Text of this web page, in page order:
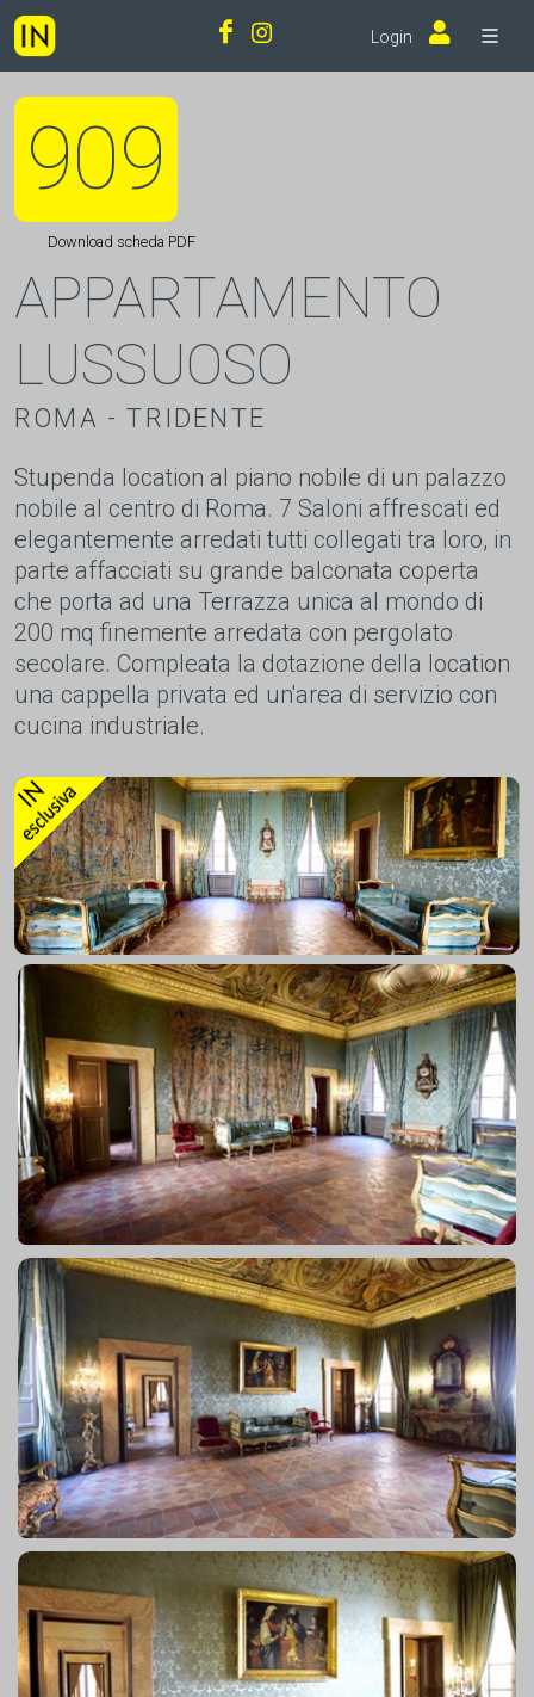
Login
909
Download scheda PDF
APPARTAMENTO
LUSSUOSO
ROMA - TRIDENTE
Stupenda location al piano nobile di un palazzo
nobile al centro di Roma. 7 Saloni affrescati ed
elegantemente arredati tutti collegati tra loro, in
parte affacciati su grande balconata coperta
che porta ad una Terrazza unica al mondo di
200 mq finemente arredata con pergolato
secolare. Compleata la dotazione della location
una cappella privata ed un'area di servizio con
cucina industriale.